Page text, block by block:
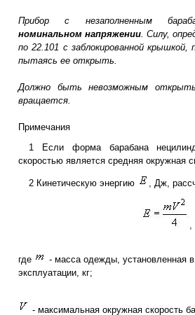
Прибор с незаполненным
номинальном напряжении. Силу,
по 22.101 с заблокированной
пытаясь ее открыть.
Должно быть невозможным
вращается.
Примечания
1 Если форма барабана
скоростью является средняя окружная
2 Кинетическую энергию , Дж,
,
где
- масса одежды, установленная в
эксплуатации, кг;
- максимальная окружная скорость